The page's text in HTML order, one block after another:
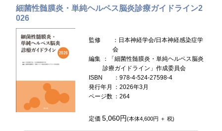
細菌性髄膜炎・単純ヘルペス脳炎診療ガイドライン2
026
監修
：日本神経学会/日本神経感染症学
会
編集
：「細菌性髄膜炎・単純ヘルペス脳炎
診療ガイドライン」作成委員会
ISBN
：978-4-524-27598-4
発行年月
：2026年3月
ページ数 ：264
定価5,060円(本体4,600円 ＋ 税)